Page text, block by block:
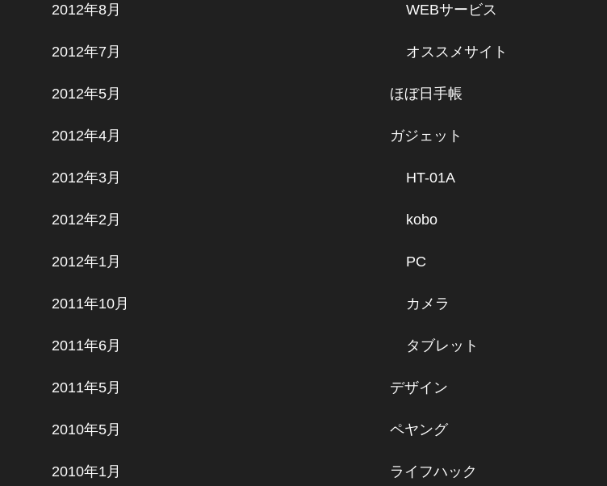
2012年8月
2012年7月
2012年5月
2012年4月
2012年3月
2012年2月
2012年1月
2011年10月
2011年6月
2011年5月
2010年5月
2010年1月
WEBサービス
オススメサイト
ほぼ日手帳
ガジェット
HT-01A
kobo
PC
カメラ
タブレット
デザイン
ペヤング
ライフハック